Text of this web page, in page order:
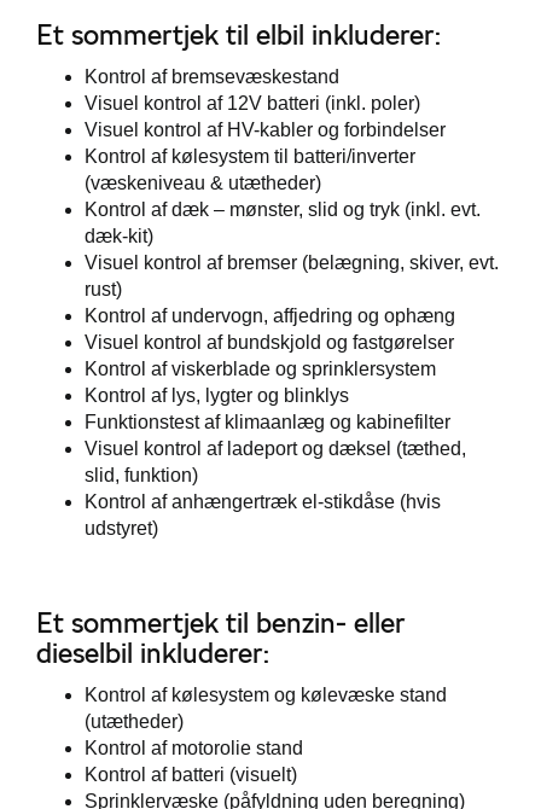
Et sommertjek til elbil inkluderer:
Kontrol af bremsevæskestand
Visuel kontrol af 12V batteri (inkl. poler)
Visuel kontrol af HV-kabler og forbindelser
Kontrol af kølesystem til batteri/inverter
(væskeniveau & utætheder)
Kontrol af dæk – mønster, slid og tryk (inkl. evt.
dæk-kit)
Visuel kontrol af bremser (belægning, skiver, evt.
rust)
Kontrol af undervogn, affjedring og ophæng
Visuel kontrol af bundskjold og fastgørelser
Kontrol af viskerblade og sprinklersystem
Kontrol af lys, lygter og blinklys
Funktionstest af klimaanlæg og kabinefilter
Visuel kontrol af ladeport og dæksel (tæthed,
slid, funktion)
Kontrol af anhængertræk el-stikdåse (hvis
udstyret)
Et sommertjek til benzin- eller
dieselbil inkluderer:
Kontrol af kølesystem og kølevæske stand
(utætheder)
Kontrol af motorolie stand
Kontrol af batteri (visuelt)
Sprinklervæske (påfyldning uden beregning)